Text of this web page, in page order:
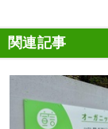
関連記事